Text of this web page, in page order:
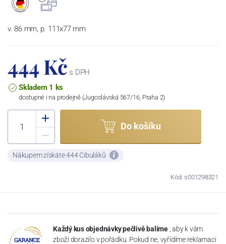
v. 86 mm, p. 111x77 mm
444 Kč s DPH
Skladem 1 ks
dostupné i na prodejně (Jugoslávská 567/16, Praha 2)
Do košíku
Nákupem získáte 444 Cibuláků
Kód: s001298321
Každý kus objednávky pečlivě balíme , aby k vám
zboží dorazilo v pořádku. Pokud ne, vyřídíme reklamaci